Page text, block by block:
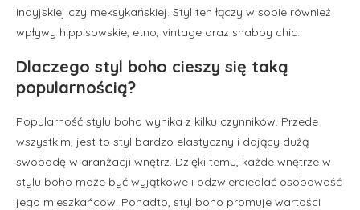
indyjskiej czy meksykańskiej. Styl ten łączy w sobie również
wpływy hippisowskie, etno, vintage oraz shabby chic.
Dlaczego styl boho cieszy się taką
popularnością?
Popularność stylu boho wynika z kilku czynników. Przede
wszystkim, jest to styl bardzo elastyczny i dający dużą
swobodę w aranżacji wnętrz. Dzięki temu, każde wnętrze w
stylu boho może być wyjątkowe i odzwierciedlać osobowość
jego mieszkańców. Ponadto, styl boho promuje wartości